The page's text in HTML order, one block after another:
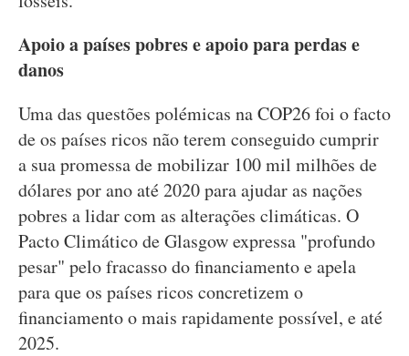
Apoio a países pobres e apoio para perdas e
danos
Uma das questões polémicas na COP26 foi o facto
de os países ricos não terem conseguido cumprir
a sua promessa de mobilizar 100 mil milhões de
dólares por ano até 2020 para ajudar as nações
pobres a lidar com as alterações climáticas. O
Pacto Climático de Glasgow expressa "profundo
pesar" pelo fracasso do financiamento e apela
para que os países ricos concretizem o
financiamento o mais rapidamente possível, e até
2025.